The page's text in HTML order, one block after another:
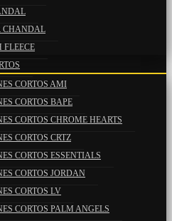
CHANDAL
FLEECE
CORTOS AMI
CORTOS BAPE
CORTOS CHROME HEARTS
CORTOS CRTZ
CORTOS ESSENTIALS
CORTOS JORDAN
CORTOS LV
CORTOS PALM ANGELS